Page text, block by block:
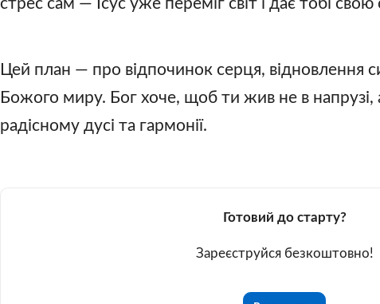
Цей план — про відпочинок серця, відновлення
Божого миру. Бог хоче, щоб ти жив не в напрузі,
радісному дусі та гармонії.
Готовий до старту?
Зареєструйся безкоштовно!